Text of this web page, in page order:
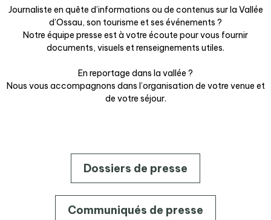
Journaliste en quête d’informations ou de contenus sur la Vallée
d’Ossau, son tourisme et ses événements ?
Notre équipe presse est à votre écoute pour vous fournir
documents, visuels et renseignements utiles.
En reportage dans la vallée ?
Nous vous accompagnons dans l’organisation de votre venue et
de votre séjour.
Dossiers de presse
Communiqués de presse